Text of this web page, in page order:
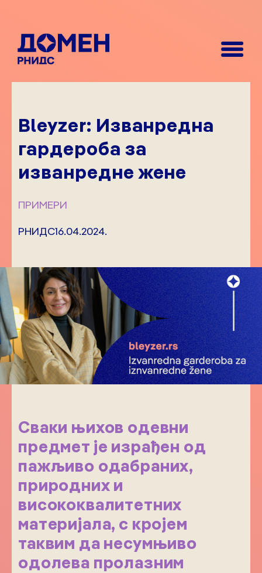
Bleyzer: Изванредна
гардероба за
изванредне жене
ПРИМЕРИ
РНИДС16.04.2024.
Сваки њихов одевни
предмет је израђен од
пажљиво одабраних,
природних и
висококвалитетних
материјала, с кројем
таквим да несумњиво
одолева пролазним